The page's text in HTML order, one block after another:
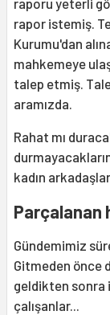
raporu yeterli
rapor istemiş.
Kurumu'dan
mahkemeye
talep etmiş.
aramızda.
Rahat mı
kadın
Parçalanan
Gündemimiz
Gitmeden önce
geldikten sonra
çalışanlar...